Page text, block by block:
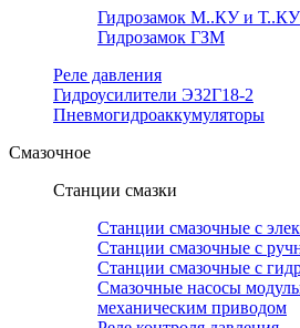
Гидрозамок М..КУ и Т..КУ
Гидрозамок ГЗМ
Реле давления
Гидроусилители Э32Г18-2
Пневмогидроаккумуляторы
Смазочное
Станции смазки
Станции смазочные с
Станции смазочные с
Станции смазочные с
Смазочные насосы
механическим приводом